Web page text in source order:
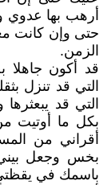
أرهب بها عدوي
حتى وإن كانت
الزمن.
قد أكون جاهلا
التي قد تنزل
التي قد
بكل ما أوتيت
أقراني من
بخس وجعل
باسمك في